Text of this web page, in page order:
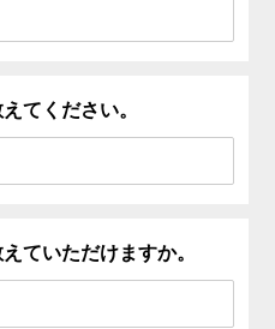
てください。
ていただけますか。